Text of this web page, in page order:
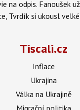
na odpis. Fanoušek
Tvrdík si ukousl
Tiscali.cz
Inflace
Ukrajina
Válka na Ukrajině
Migrační politika